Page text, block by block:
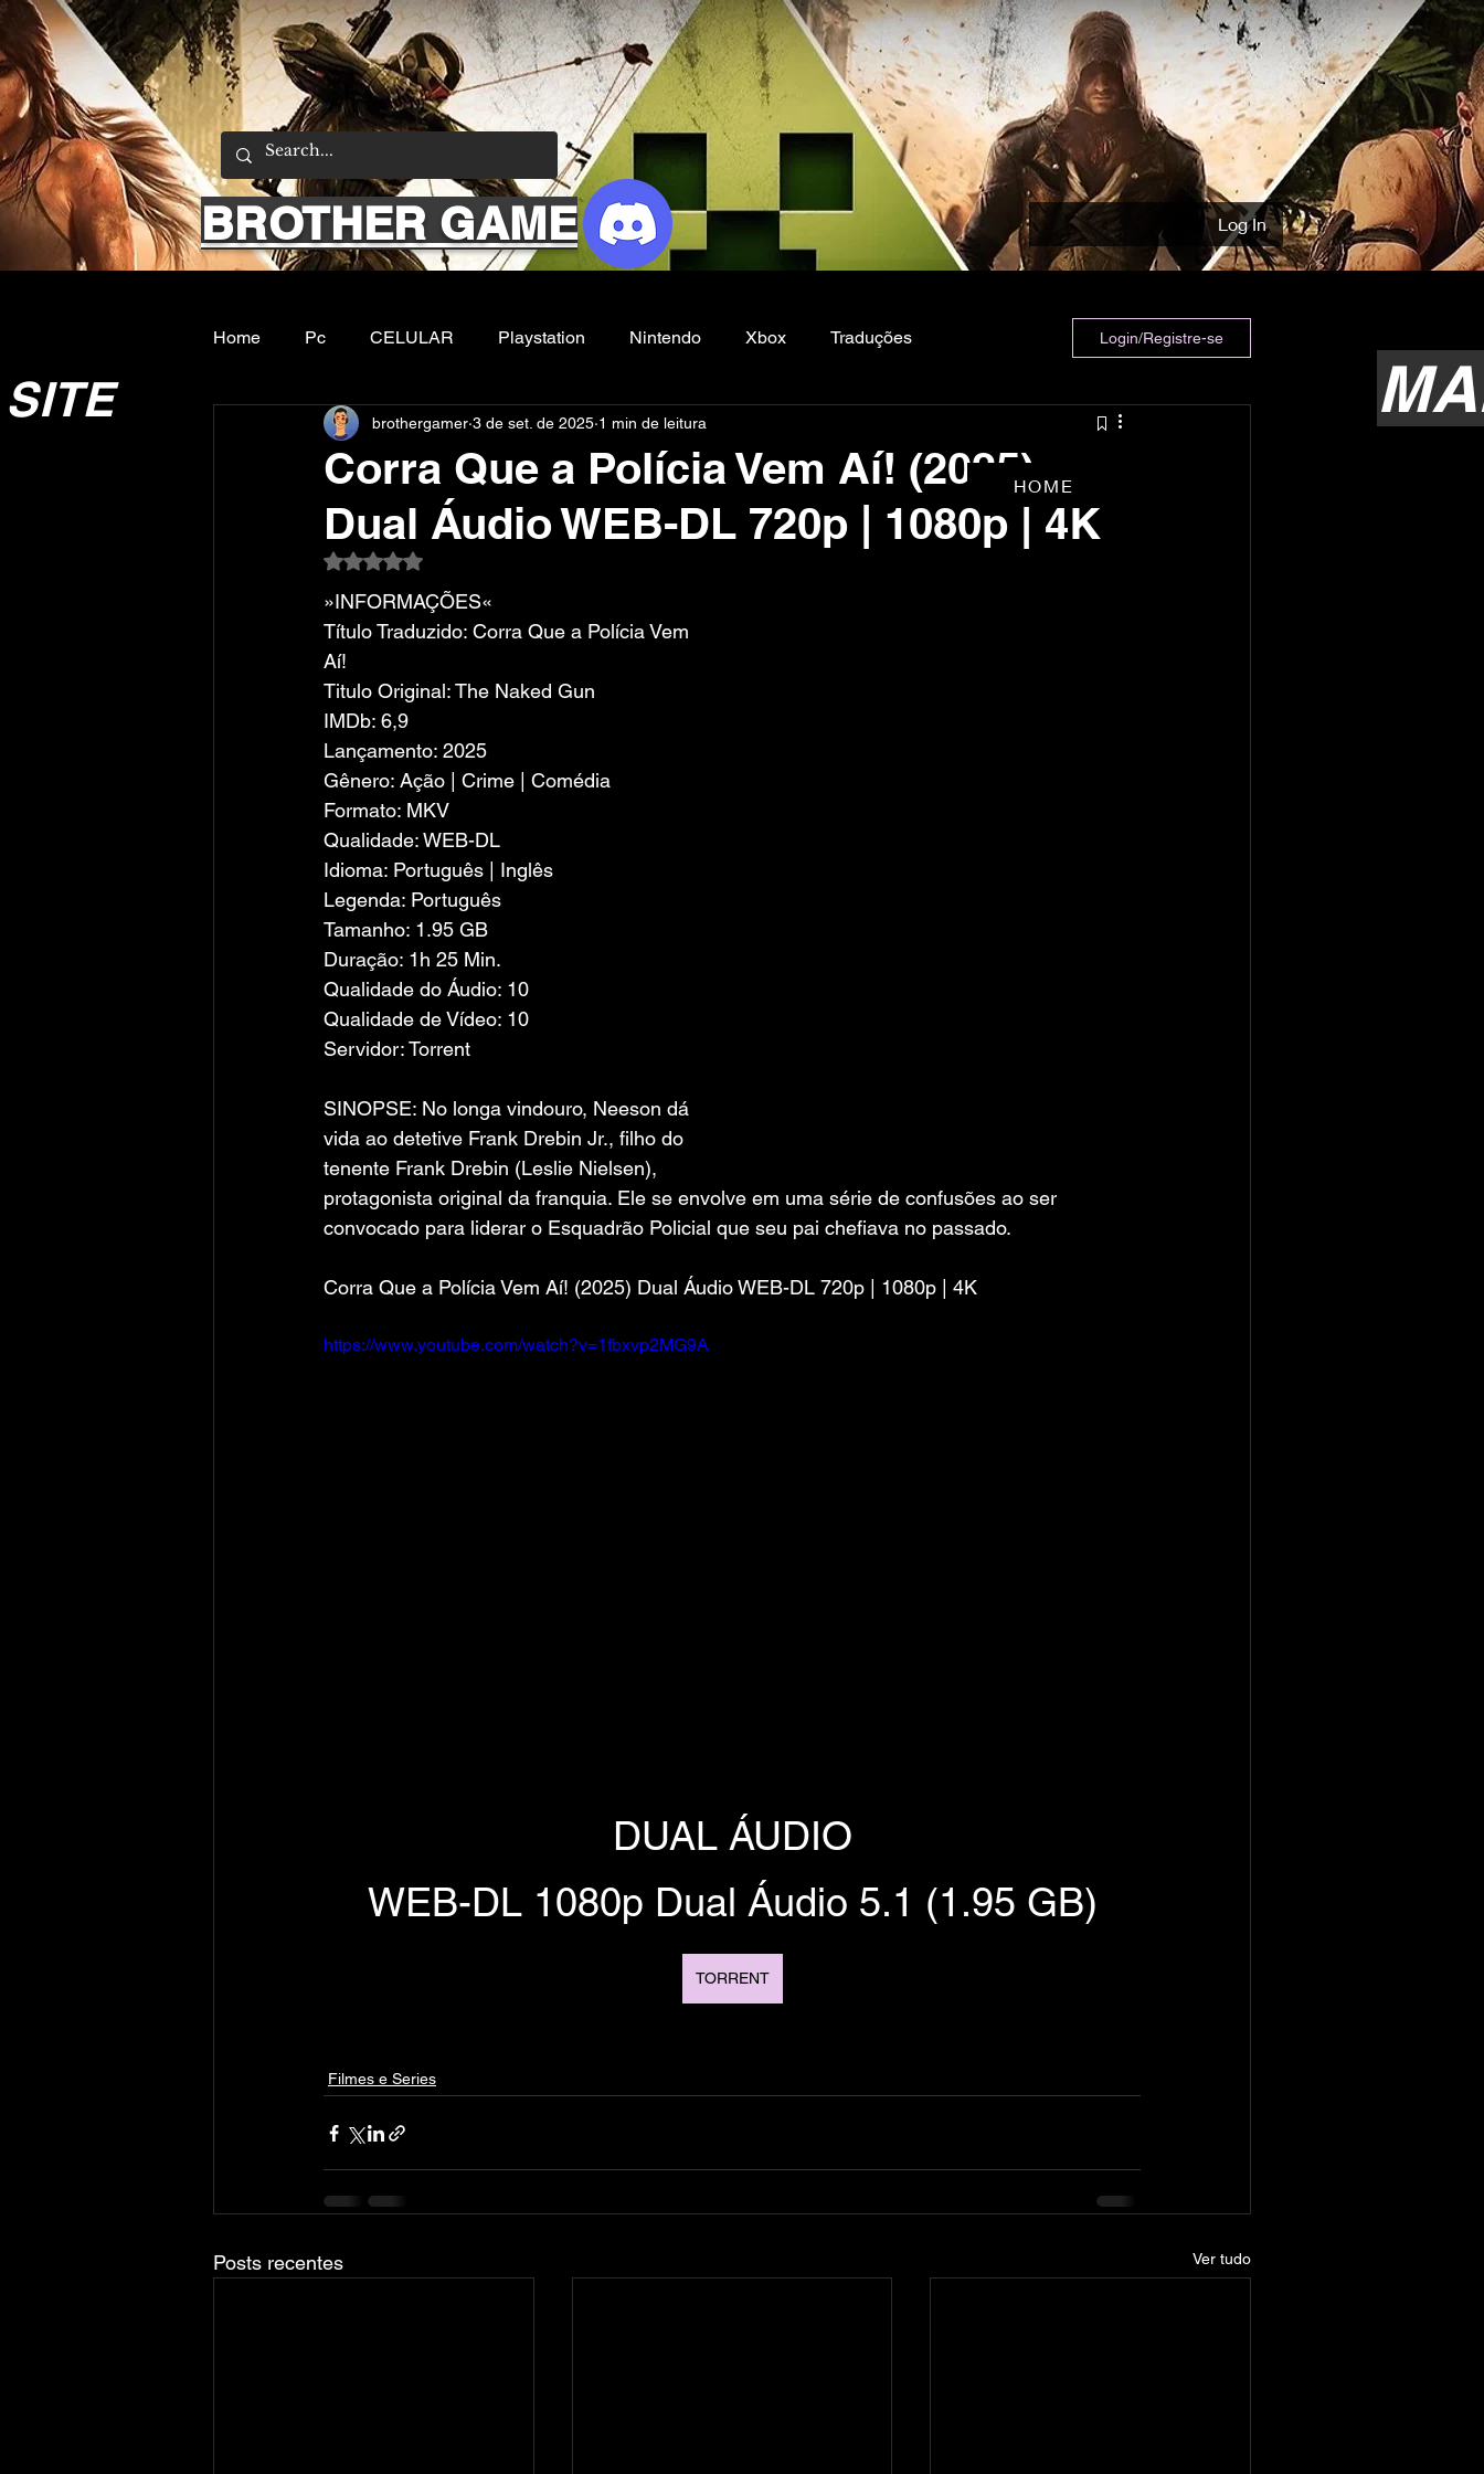
BROTHER GAME Log In
Home Pc CELULAR Playstation Nintendo Xbox Traduções
Emuladores Sobre nos Filmes e Series Noticias
Login/Registre-se
Corra Que a Polícia Vem Aí! (2025)
Dual Áudio WEB-DL 720p | 1080p | 4K
brothergamer 3 de set. de 2025 1 min de leitura
Avaliado com NaN de 5 estrelas.
»INFORMAÇÕES«
Título Traduzido: Corra Que a Polícia Vem
Aí!
Titulo Original: The Naked Gun
IMDb: 6,9
Lançamento: 2025
Gênero: Ação | Crime | Comédia
Formato: MKV
Qualidade: WEB-DL
Idioma: Português | Inglês
Legenda: Português
Tamanho: 1.95 GB
Duração: 1h 25 Min.
Qualidade do Áudio: 10
Qualidade de Vídeo: 10
Servidor: Torrent
SINOPSE: No longa vindouro, Neeson dá
vida ao detetive Frank Drebin Jr., filho do
tenente Frank Drebin (Leslie Nielsen),
protagonista original da franquia. Ele se envolve em uma série de confusões ao ser
convocado para liderar o Esquadrão Policial que seu pai chefiava no passado.
Corra Que a Polícia Vem Aí! (2025) Dual Áudio WEB-DL 720p | 1080p | 4K
https://www.youtube.com/watch?v=1fbxvp2MG9A
DUAL ÁUDIO
WEB-DL 1080p Dual Áudio 5.1 (1.95 GB)
TORRENT
Filmes e Series
Posts recentes Ver tudo
HOME